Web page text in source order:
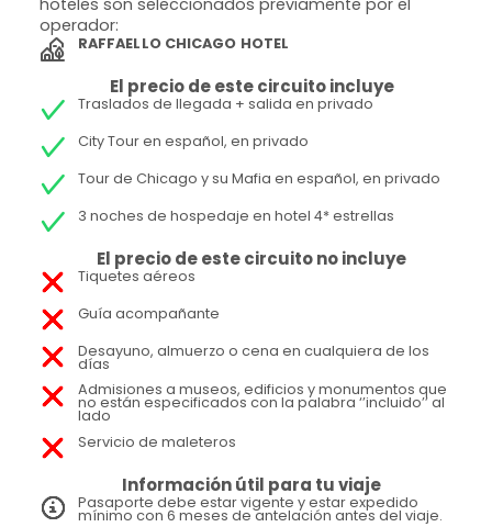
hoteles son seleccionados previamente por el
operador:
RAFFAELLO CHICAGO HOTEL
El precio de este circuito incluye
Traslados de llegada + salida en privado
City Tour en español, en privado
Tour de Chicago y su Mafia en español, en privado
3 noches de hospedaje en hotel 4* estrellas
El precio de este circuito no incluye
Tiquetes aéreos
Guía acompañante
Desayuno, almuerzo o cena en cualquiera de los
días
Admisiones a museos, edificios y monumentos que
no están especificados con la palabra ‘’incluido’’ al
lado
Servicio de maleteros
Información útil para tu viaje
Pasaporte debe estar vigente y estar expedido
mínimo con 6 meses de antelación antes del viaje.